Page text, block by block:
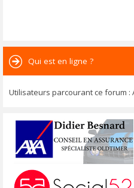
Qui est en ligne ?
Utilisateurs parcourant ce forum :